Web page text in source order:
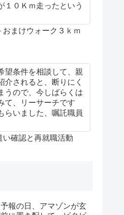
１０Ｋｍ走ったという
おまけウォーク３ｋｍ
条件を相談して、親
介されると、断りにく
うので、今しばらくは
て、リーサーチです
いました、嘱託職員
い確認と再就職活動
報の日、アマゾンが玄